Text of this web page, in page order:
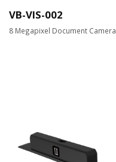
VB-VIS-002
8 Megapixel Document Camera​